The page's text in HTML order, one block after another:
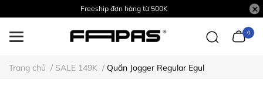
Freeship đơn hàng từ 500K
0
Trang chủ / SALE 149K / Quần Jogger Regular Egul